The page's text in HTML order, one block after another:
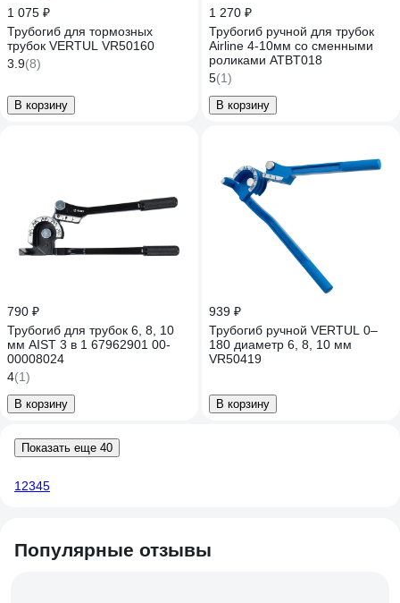
1 075 ₽
Трубогиб для тормозных
трубок VERTUL VR50160
3.9(8)
В корзину
1 270 ₽
Трубогиб ручной для трубок
Airline 4-10мм со сменными
роликами ATBT018
5(1)
В корзину
790 ₽
Трубогиб для трубок 6, 8, 10
мм AIST 3 в 1 67962901 00-
00008024
4(1)
В корзину
939 ₽
Трубогиб ручной VERTUL 0–
180 диаметр 6, 8, 10 мм
VR50419
В корзину
Показать еще 40
1 2345
Популярные отзывы